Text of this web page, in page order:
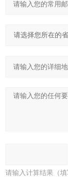
请输入计算结果（